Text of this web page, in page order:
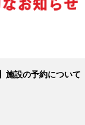
施設の予約について